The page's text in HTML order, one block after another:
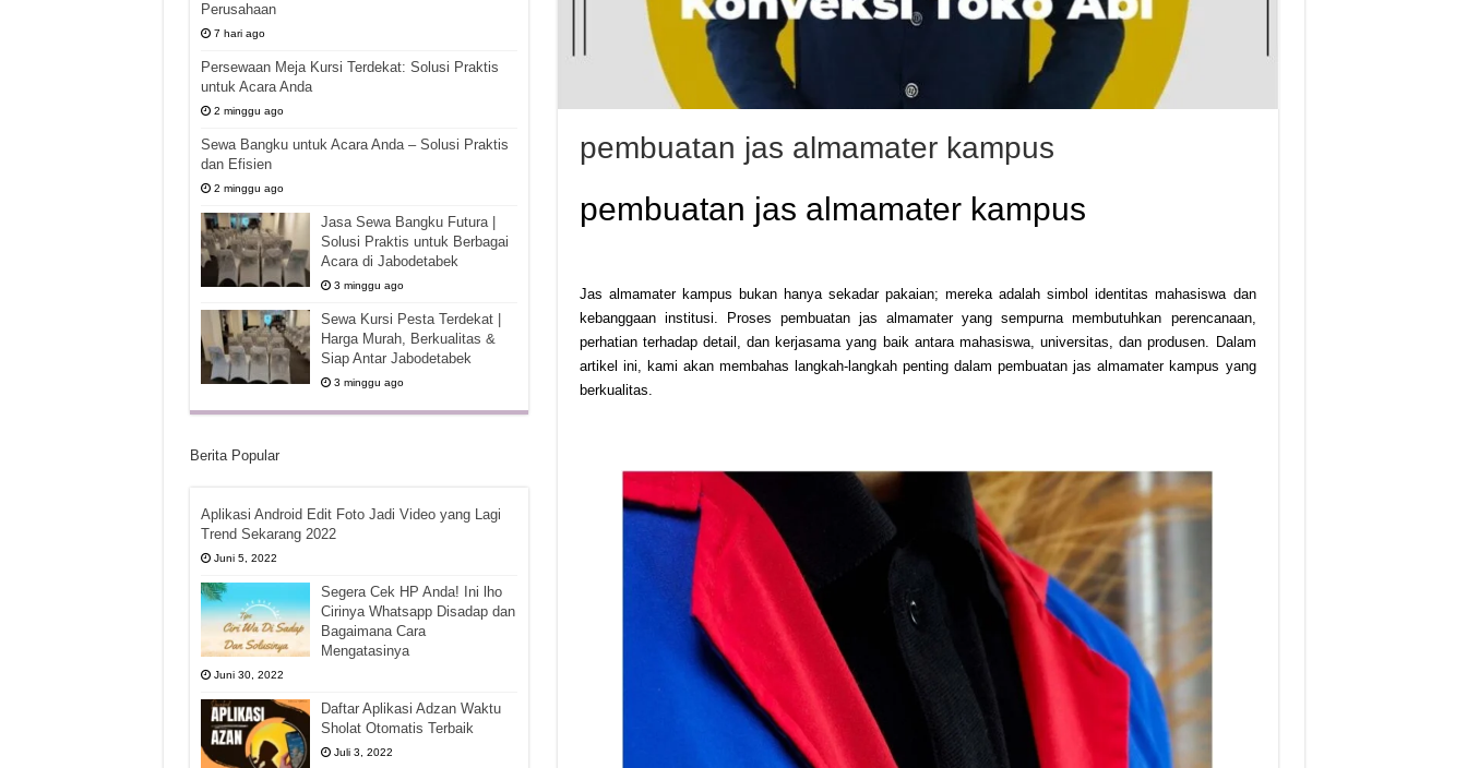
pembuatan jas almamater kampus
pembuatan jas almamater kampus
Jas almamater kampus bukan hanya sekadar pakaian; mereka adalah simbol identitas mahasiswa dan
kebanggaan institusi. Proses pembuatan jas almamater yang sempurna membutuhkan perencanaan,
perhatian terhadap detail, dan kerjasama yang baik antara mahasiswa, universitas, dan produsen. Dalam
artikel ini, kami akan membahas langkah-langkah penting dalam pembuatan jas almamater kampus yang
berkualitas.
Perusahaan
7 hari ago
Persewaan Meja Kursi Terdekat: Solusi Praktis
untuk Acara Anda
2 minggu ago
Sewa Bangku untuk Acara Anda – Solusi Praktis
dan Efisien
2 minggu ago
Jasa Sewa Bangku Futura |
Solusi Praktis untuk Berbagai
Acara di Jabodetabek
3 minggu ago
Sewa Kursi Pesta Terdekat |
Harga Murah, Berkualitas &
Siap Antar Jabodetabek
3 minggu ago
Berita Popular
Aplikasi Android Edit Foto Jadi Video yang Lagi
Trend Sekarang 2022
Juni 5, 2022
Segera Cek HP Anda! Ini lho
Cirinya Whatsapp Disadap dan
Bagaimana Cara
Mengatasinya
Juni 30, 2022
Daftar Aplikasi Adzan Waktu
Sholat Otomatis Terbaik
Juli 3, 2022